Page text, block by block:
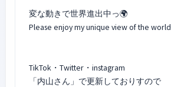
変な動きで世界進出中っ🌍
Please enjoy my unique view of the
TikTok・Twitter・instagram
「内山さん」で更新しておりすので